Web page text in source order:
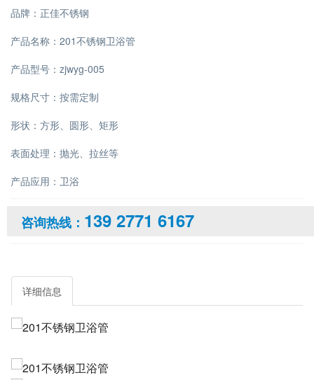
品牌：正佳不锈钢
产品名称：201不锈钢卫浴管
产品型号：zjwyg-005
规格尺寸：按需定制
形状：方形、圆形、矩形
表面处理：抛光、拉丝等
产品应用：卫浴
咨询热线： 139 2771 6167
详细信息